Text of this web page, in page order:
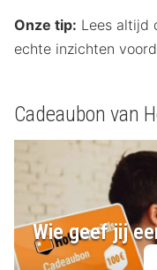
Onze tip: Lees altijd
echte inzichten
Cadeaubon van
Wie geef jij